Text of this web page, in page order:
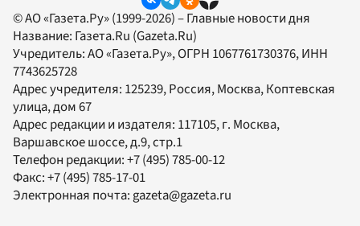
© АО «Газета.Ру» (1999-2026) – Главные новости дня
Название: Газета.Ru (Gazeta.Ru)
Учредитель:АО «Газета.Ру», ОГРН 1067761730376, ИНН
7743625728
Адрес учредителя: 125239, Россия, Москва, Коптевская
улица, дом 67
Адрес редакции и издателя: 117105, г. Москва,
Варшавское шоссе, д.9, стр.1
Телефон редакции:+7 (495) 785-00-12
Факс:+7 (495) 785-17-01
Электронная почта:gazeta@gazeta.ru